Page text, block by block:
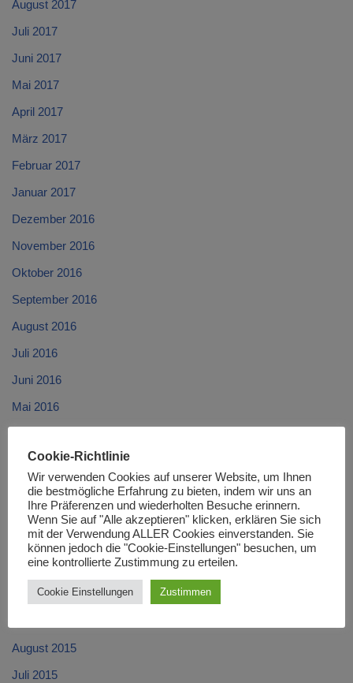
August 2017
Juli 2017
Juni 2017
Mai 2017
April 2017
März 2017
Februar 2017
Januar 2017
Dezember 2016
November 2016
Oktober 2016
September 2016
August 2016
Juli 2016
Juni 2016
Mai 2016
März 2016
Februar 2016
Januar 2016
Dezember 2015
November 2015
Oktober 2015
August 2015
Juli 2015
Cookie-Richtlinie
Wir verwenden Cookies auf unserer Website, um Ihnen
die bestmögliche Erfahrung zu bieten, indem wir uns an
Ihre Präferenzen und wiederholten Besuche erinnern.
Wenn Sie auf "Alle akzeptieren" klicken, erklären Sie sich
mit der Verwendung ALLER Cookies einverstanden. Sie
können jedoch die "Cookie-Einstellungen" besuchen, um
eine kontrollierte Zustimmung zu erteilen.
Cookie Einstellungen Zustimmen